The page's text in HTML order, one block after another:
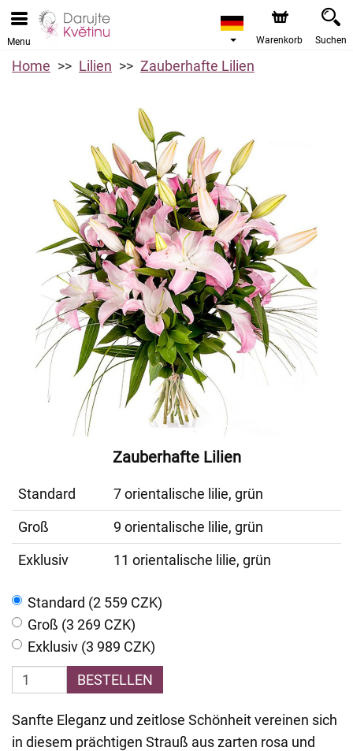
Menu Warenkorb Suchen
Home Lilien Zauberhafte Lilien
Zauberhafte Lilien
Standard
7 orientalische lilie, grün
Groß
9 orientalische lilie, grün
Exklusiv
11 orientalische lilie, grün
Standard (2 559 CZK)
Groß (3 269 CZK)
Exklusiv (3 989 CZK)
BESTELLEN
Sanfte Eleganz und zeitlose Schönheit vereinen sich
in diesem prächtigen Strauß aus zarten rosa und